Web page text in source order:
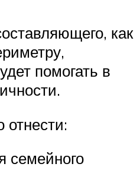
как
помогать в
семейного